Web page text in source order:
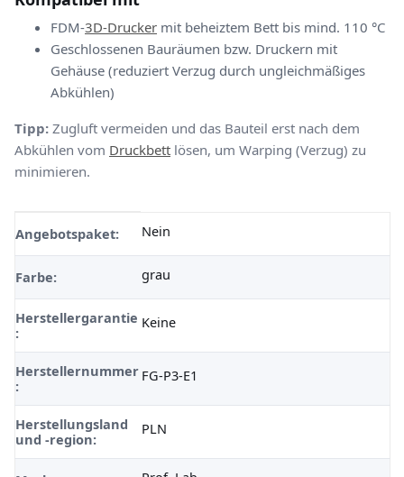
FDM-3D-Drucker mit beheiztem Bett bis mind. 110 °C
Geschlossenen Bauräumen bzw. Druckern mit
Gehäuse (reduziert Verzug durch ungleichmäßiges
Abkühlen)
Tipp: Zugluft vermeiden und das Bauteil erst nach dem
Abkühlen vom Druckbett lösen, um Warping (Verzug) zu
minimieren.
Produkteigenschaft
Wert
Angebotspaket: Nein
Farbe: grau
Herstellergarantie
:
Keine
Herstellernummer
:
FG-P3-E1
Herstellungsland
und -region:
PLN